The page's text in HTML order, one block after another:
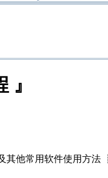
』
其他常用软件使用方法